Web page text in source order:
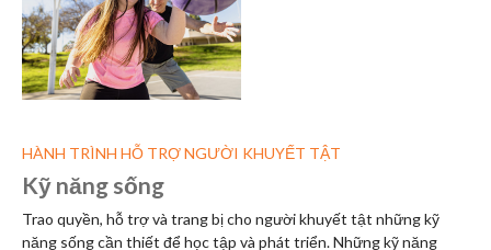
HÀNH TRÌNH HỖ TRỢ NGƯỜI KHUYẾT TẬT
Kỹ năng sống
Trao quyền, hỗ trợ và trang bị cho người khuyết tật những kỹ
năng sống cần thiết để học tập và phát triển. Những kỹ năng